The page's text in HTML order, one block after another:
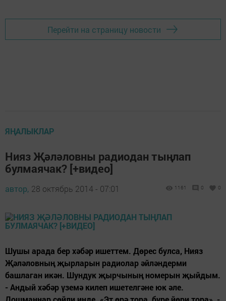
Перейти на страницу новости
ЯҢАЛЫКЛАР
Нияз Җәләловны радиодан тыңлап
булмаячак? [+видео]
автор, 28 октябрь 2014 - 07:01 1161 0 0
Шушы арада бер хәбәр ишеттем. Дөрес булса, Нияз
Җәләловның җырларын радиолар әйләндерми
башлаган икән. Шундук җырчының номерын җыйдым.
- Андый хәбәр үземә килеп ишетелгәне юк әле.